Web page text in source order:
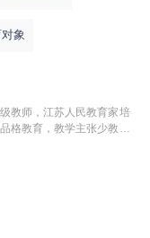
象
教师，江苏人民教育家培
格教育，教学主张少教多
小学...